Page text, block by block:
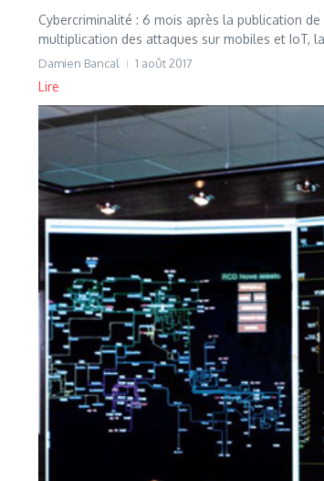
Cybercriminalité : 6 mois après la publication
multiplication des attaques sur mobiles et IoT,
Damien Bancal 1 août 2017
Lire